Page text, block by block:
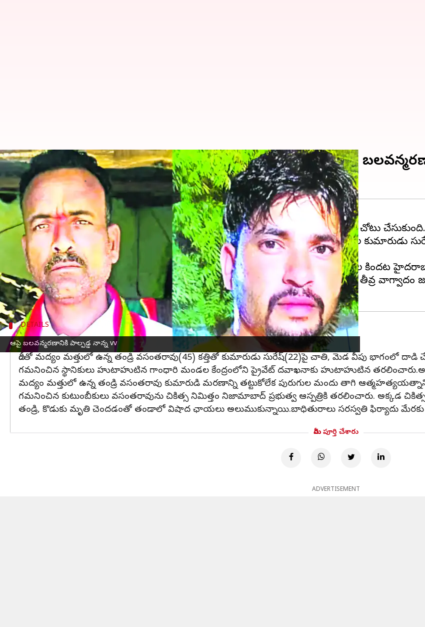
ఆపై బలవన్మరణానికి పాల్పడ్డ నాన్న vv
Telangana : మద్యం మత్తులో కొడుకును చంపిన కసాయి.. ఆపై
వ్రాసిన వారు TEJAVYAS BESTHA Dec 22, 2023 12:56 pm
ఈ వార్తాకథనం ఏంటి
కామారెడ్డి
జిల్లా గాంధారి మండలం గుజ్జుల్ తండాకి చెందిన వసంతరావు -సరస్వతి దంపతుల కుమారుడు
వచ్చాడు.
అప్పట్నుంచిహైదరాబాద్ 'కు వచ్చి ప్రైవేట్ ఉద్యోగం చేస్తూ జీవినం సాగిస్తున్నాడు. రెండు రోజుల కిందట
గల్ఫ్'లో ఉన్నప్పుడు డబ్బులు పంపిన విషయంలో తల్లి సరస్వతితో తండ్రి వసంతరావు మధ్య తీవ్ర వాగ్వాదం
DETAILS
కుమారుడి మృతి తట్టుకోలేక తండ్రి బలవన్మరణం
దీంతో మద్యం మత్తులో ఉన్న తండ్రి వసంతరావు(45) కత్తితో కుమారుడు సురేష్(22)పై చాతి, మెడ వీపు భాగంలో దాడి
గమనించిన స్థానికులు హుటాహుటిన గాంధారి మండల కేంద్రంలోని ప్రైవేట్ దవాఖనాకు హుటాహుటిన
మద్యం మత్తులో ఉన్న తండ్రి వసంతరావు కుమారుడి మరణాన్ని తట్టుకోలేక పురుగుల మందు తాగి
గమనించిన కుటుంబీకులు వసంతరావును చికిత్స నిమిత్తం నిజామాబాద్ ప్రభుత్వ ఆస్పత్రికి తరలించారు. అక్కడ
తండ్రి, కొడుకు మృతి చెందడంతో తండాలో విషాద ఛాయలు అలుముకున్నాయి.బాధితురాలు సరస్వతి ఫిర్యాదు మేరకు కేసు
మీరు పూర్తి చేశారు
ADVERTISEMENT